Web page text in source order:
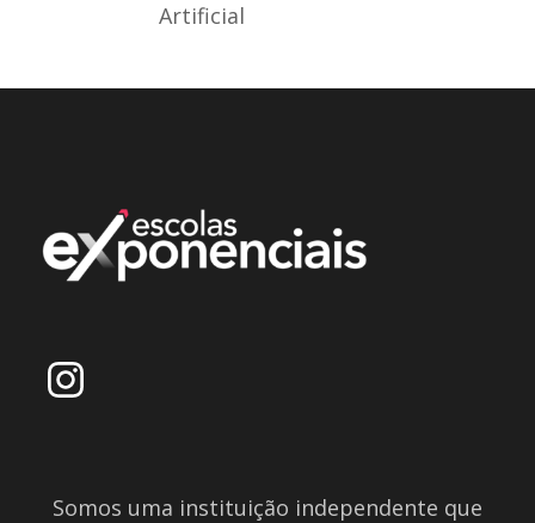
Artificial
Somos uma instituição independente que